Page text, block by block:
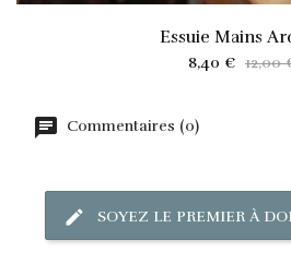
Essuie Mains
Prix
8,40 € Prix
12,00
Commentaires (0)
SOYEZ LE PREMIER À